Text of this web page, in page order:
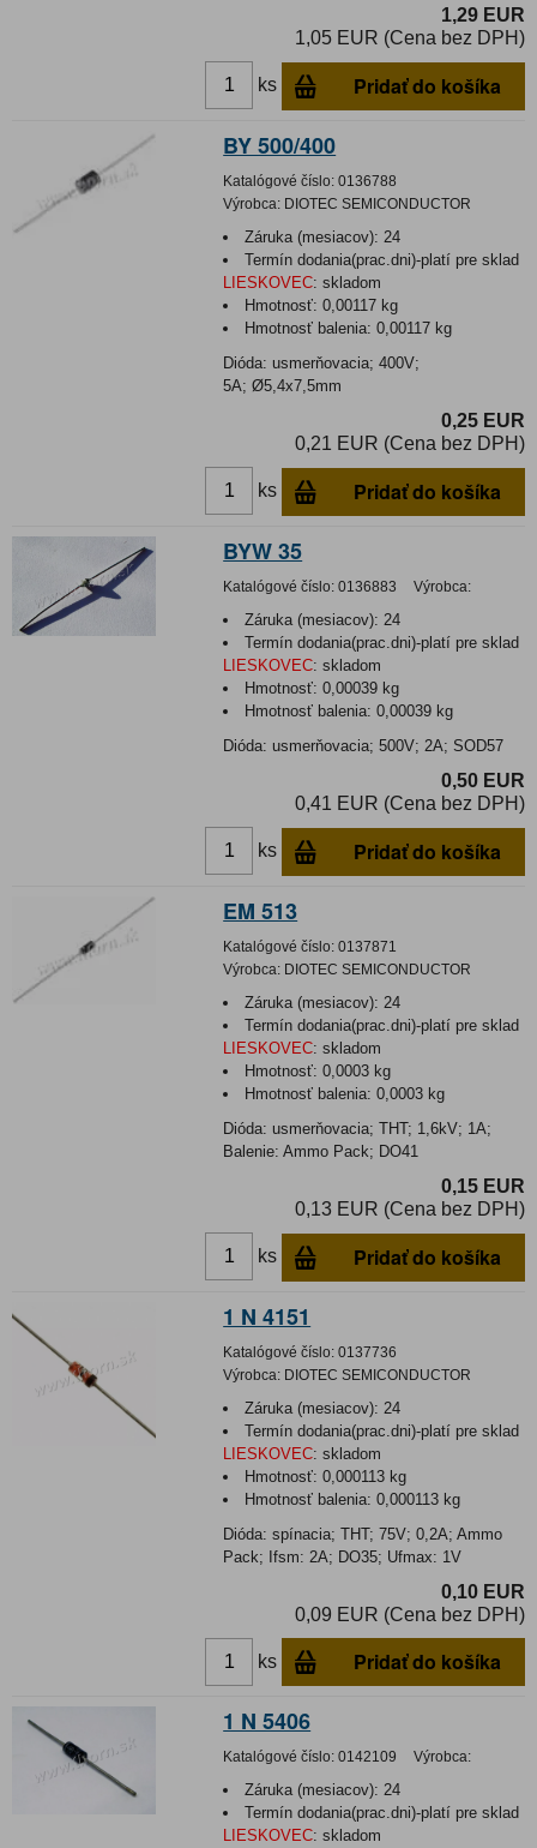
1,29 EUR
1,05 EUR (Cena bez DPH)
ks Pridať do košíka
BY 500/400
Katalógové číslo: 0136788
Výrobca: DIOTEC SEMICONDUCTOR
Záruka (mesiacov): 24
Termín dodania(prac.dni)-platí pre sklad
LIESKOVEC: skladom
Hmotnosť:0,00117 kg
Hmotnosť balenia:0,00117 kg
Dióda: usmerňovacia; 400V;
5A; Ø5,4x7,5mm
0,25 EUR
0,21 EUR (Cena bez DPH)
ks Pridať do košíka
BYW 35
Katalógové číslo: 0136883 Výrobca:
Záruka (mesiacov): 24
Termín dodania(prac.dni)-platí pre sklad
LIESKOVEC: skladom
Hmotnosť:0,00039 kg
Hmotnosť balenia:0,00039 kg
Dióda: usmerňovacia; 500V; 2A; SOD57
0,50 EUR
0,41 EUR (Cena bez DPH)
ks Pridať do košíka
EM 513
Katalógové číslo: 0137871
Výrobca: DIOTEC SEMICONDUCTOR
Záruka (mesiacov): 24
Termín dodania(prac.dni)-platí pre sklad
LIESKOVEC: skladom
Hmotnosť:0,0003 kg
Hmotnosť balenia:0,0003 kg
Dióda: usmerňovacia; THT; 1,6kV; 1A;
Balenie: Ammo Pack; DO41
0,15 EUR
0,13 EUR (Cena bez DPH)
ks Pridať do košíka
1 N 4151
Katalógové číslo: 0137736
Výrobca: DIOTEC SEMICONDUCTOR
Záruka (mesiacov): 24
Termín dodania(prac.dni)-platí pre sklad
LIESKOVEC: skladom
Hmotnosť:0,000113 kg
Hmotnosť balenia:0,000113 kg
Dióda: spínacia; THT; 75V; 0,2A; Ammo
Pack; Ifsm: 2A; DO35; Ufmax: 1V
0,10 EUR
0,09 EUR (Cena bez DPH)
ks Pridať do košíka
1 N 5406
Katalógové číslo: 0142109 Výrobca:
Záruka (mesiacov): 24
Termín dodania(prac.dni)-platí pre sklad
LIESKOVEC: skladom